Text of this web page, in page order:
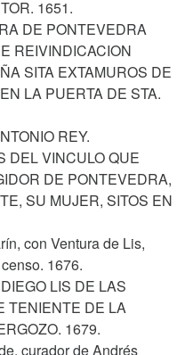
1651.
DE PONTEVEDRA
REIVINDICACION
SITA EXTAMUROS DE
LA PUERTA DE STA.
REY.
DEL VINCULO QUE
DE PONTEVEDRA,
SU MUJER, SITOS EN
con Ventura de Lis,
1676.
LIS DE LAS
TENIENTE DE LA
1679.
curador de Andrés